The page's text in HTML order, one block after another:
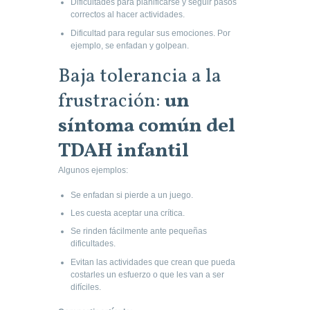
Dificultades para planificarse y seguir pasos
correctos al hacer actividades.
Dificultad para regular sus emociones. Por
ejemplo, se enfadan y golpean.
Baja tolerancia a la
frustración: un
síntoma común del
TDAH infantil
Algunos ejemplos:
Se enfadan si pierde a un juego.
Les cuesta aceptar una crítica.
Se rinden fácilmente ante pequeñas
dificultades.
Evitan las actividades que crean que pueda
costarles un esfuerzo o que les van a ser
difíciles.